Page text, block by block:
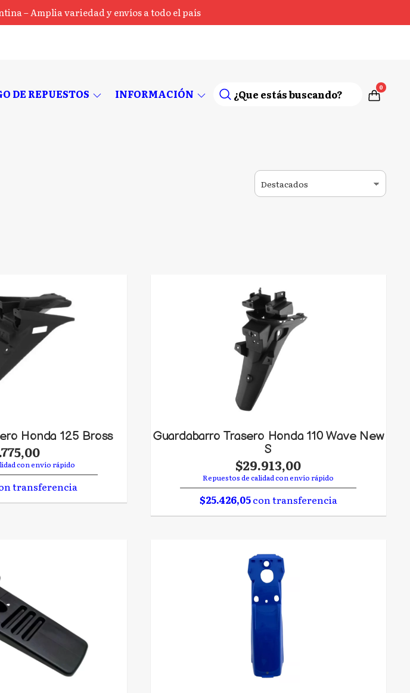
– Amplia variedad y envíos a todo el país
DE REPUESTOS INFORMACIÓN 0
Honda 125 Bross
con envío rápido
transferencia
Guardabarro Trasero Honda 110 Wave New
S
$29.913,00
Repuestos de calidad con envío rápido
$25.426,05con transferencia